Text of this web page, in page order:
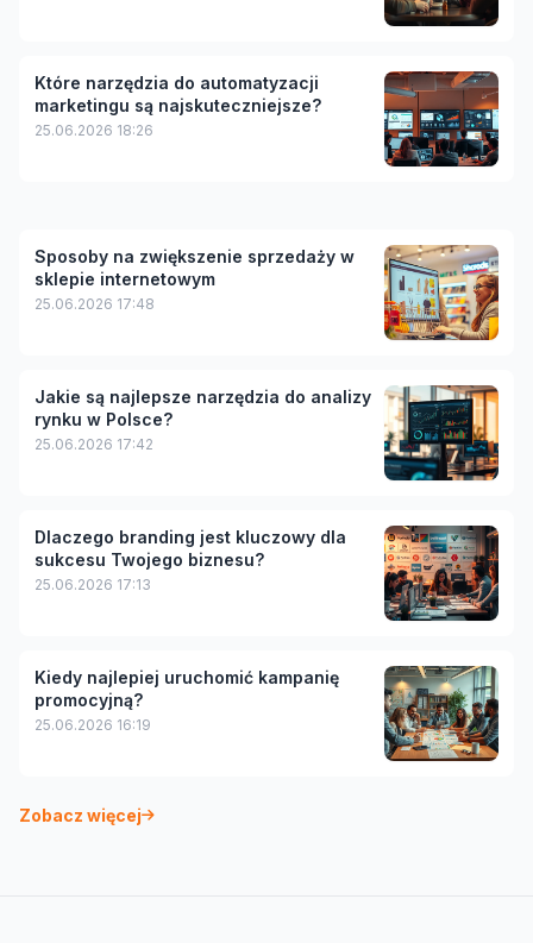
Które narzędzia do automatyzacji
marketingu są najskuteczniejsze?
25.06.2026 18:26
Sposoby na zwiększenie sprzedaży w
sklepie internetowym
25.06.2026 17:48
Jakie są najlepsze narzędzia do analizy
rynku w Polsce?
25.06.2026 17:42
Dlaczego branding jest kluczowy dla
sukcesu Twojego biznesu?
25.06.2026 17:13
Kiedy najlepiej uruchomić kampanię
promocyjną?
25.06.2026 16:19
Zobacz więcej